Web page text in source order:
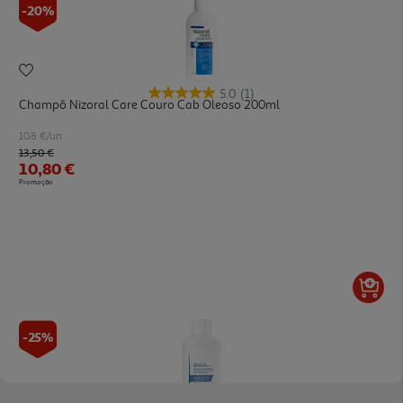
-20%
5.0 (1)
Champô Nizoral Care Couro Cab Oleoso 200ml
10.8 €/un
Price reduced from
13,50 €to
10,80 €
Promoção
-25%